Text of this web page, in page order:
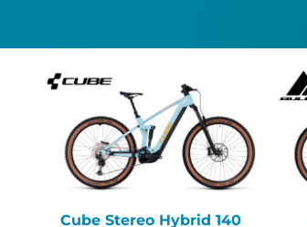
Cube Stereo Hybrid 140